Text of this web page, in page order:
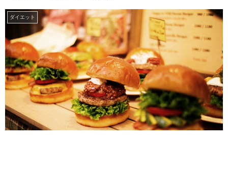
ダイエット